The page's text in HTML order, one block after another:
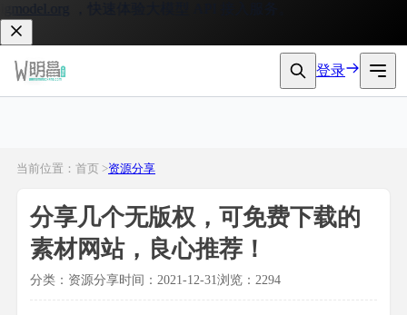
，快速体验大模型 API 接入服务。
登录
当前位置：首页 >资源分享
分享几个无版权，可免费下载的
素材网站，良心推荐！
分类：资源分享时间：2021-12-31浏览：2294